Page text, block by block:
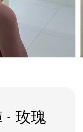
- 玫瑰